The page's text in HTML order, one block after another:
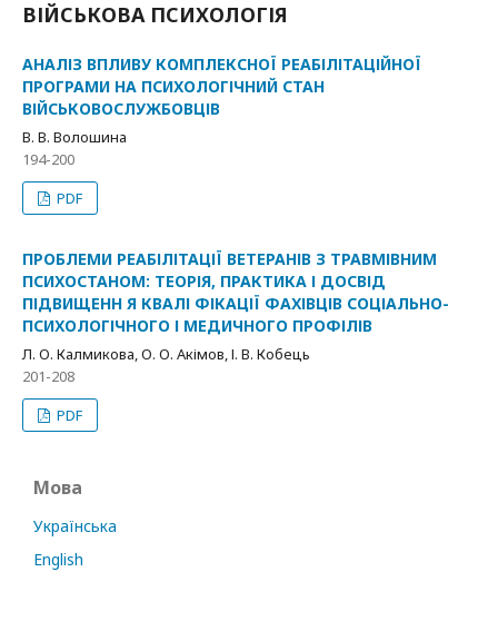
ВІЙСЬКОВА ПСИХОЛОГІЯ
АНАЛІЗ ВПЛИВУ КОМПЛЕКСНОЇ РЕАБІЛІТАЦІЙНОЇ
ПРОГРАМИ НА ПСИХОЛОГІЧНИЙ СТАН
ВІЙСЬКОВОСЛУЖБОВЦІВ
В. В. Волошина
194-200
PDF
ПРОБЛЕМИ РЕАБІЛІТАЦІЇ ВЕТЕРАНІВ З ТРАВМІВНИМ
ПСИХОСТАНОМ: ТЕОРІЯ, ПРАКТИКА І ДОСВІД
ПІДВИЩЕНН Я КВАЛІ ФІКАЦІЇ ФАХІВЦІВ СОЦІАЛЬНО-
ПСИХОЛОГІЧНОГО І МЕДИЧНОГО ПРОФІЛІВ
Л. О. Калмикова, О. О. Акімов, І. В. Кобець
201-208
PDF
Мова
Українська
English